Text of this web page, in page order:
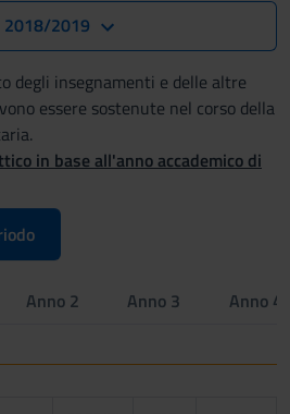
2018/2019
degli insegnamenti e delle altre
essere sostenute nel corso della
in base all'anno accademico di
Anno 2 Anno 3 Anno 4